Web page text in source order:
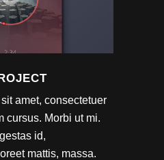
amet, consectetuer
cursus. Morbi ut mi.
id,
mattis, massa.